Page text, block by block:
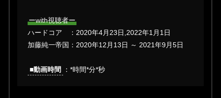
ーwith視聴者ー
ハードコア ： 2020年4月23日 2022年1月1日
加藤純一帝国： 2020年12月13日 ～ 2021年9月5日
■動画時間 ：*時間*分*秒